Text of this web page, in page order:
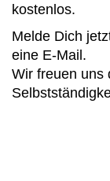
kostenlos.
Melde Dich
eine E-Mail.
Wir freuen uns